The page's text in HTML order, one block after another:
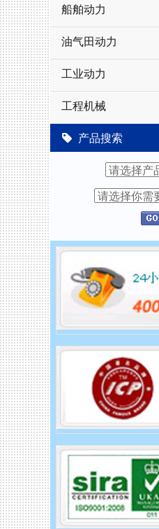
船舶动力
油气田动力
工业动力
工程机械
产品搜索